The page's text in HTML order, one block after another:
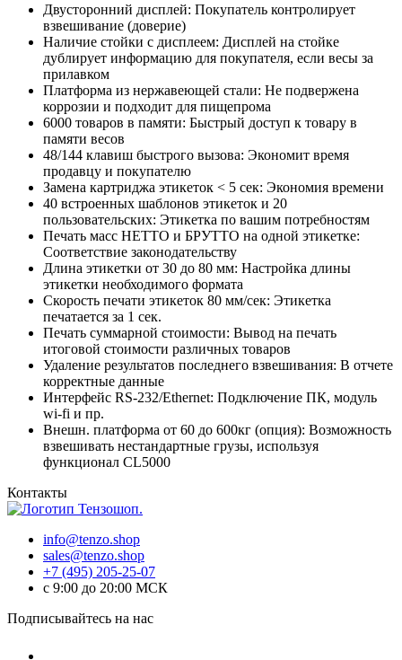
Двусторонний дисплей: Покупатель контролирует
взвешивание (доверие)
Наличие стойки с дисплеем: Дисплей на стойке
дублирует информацию для покупателя, если весы за
прилавком
Платформа из нержавеющей стали: Не подвержена
коррозии и подходит для пищепрома
6000 товаров в памяти: Быстрый доступ к товару в
памяти весов
48/144 клавиш быстрого вызова: Экономит время
продавцу и покупателю
Замена картриджа этикеток < 5 сек: Экономия времени
40 встроенных шаблонов этикеток и 20
пользовательских: Этикетка по вашим потребностям
Печать масс НЕТТО и БРУТТО на одной этикетке:
Соответствие законодательству
Длина этикетки от 30 до 80 мм: Настройка длины
этикетки необходимого формата
Скорость печати этикеток 80 мм/сек: Этикетка
печатается за 1 сек.
Печать суммарной стоимости: Вывод на печать
итоговой стоимости различных товаров
Удаление результатов последнего взвешивания: В отчете
корректные данные
Интерфейс RS-232/Ethernet: Подключение ПК, модуль
wi-fi и пр.
Внешн. платформа от 60 до 600кг (опция): Возможность
взвешивать нестандартные грузы, используя
функционал CL5000
Контакты
info@tenzo.shop
sales@tenzo.shop
+7 (495) 205-25-07
с 9:00 до 20:00 МСК
Подписывайтесь на нас